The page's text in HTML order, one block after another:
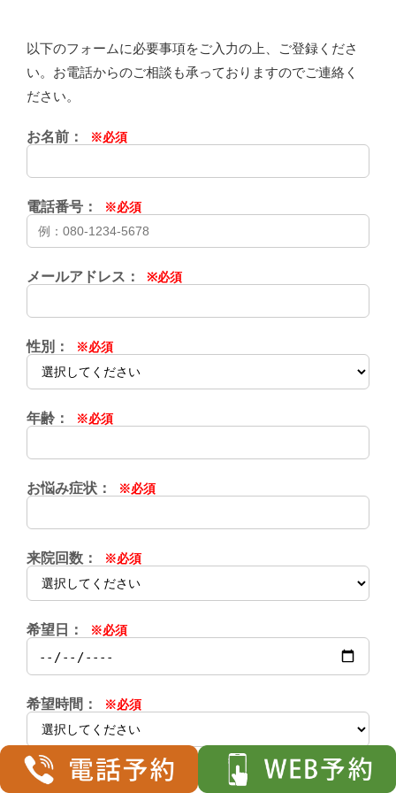
以下のフォームに必要事項をご入力の上、ご登録くださ
い。お電話からのご相談も承っておりますのでご連絡く
ださい。
お名前： ※必須
電話番号： ※必須
メールアドレス： ※必須
性別： ※必須
年齢： ※必須
お悩み症状： ※必須
来院回数： ※必須
希望日： ※必須
希望時間： ※必須
備考欄：